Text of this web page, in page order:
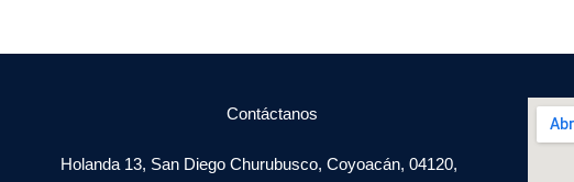
Contáctanos
Holanda 13, San Diego Churubusco, Coyoacán, 04120,